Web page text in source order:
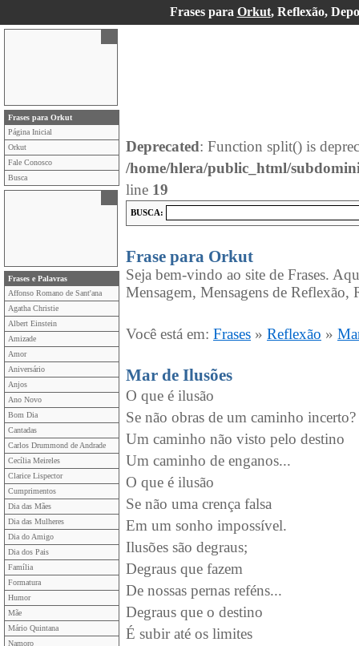
Frases para Orkut, Reflexão,
Frases para Orkut
Página Inicial
Orkut
Fale Conosco
Busca
Frases e Palavras
Affonso Romano de Sant'ana
Agatha Christie
Albert Einstein
Amizade
Amor
Aniversário
Anjos
Ano Novo
Bom Dia
Cantadas
Carlos Drummond de Andrade
Cecília Meireles
Clarice Lispector
Cumprimentos
Dia das Mães
Dia das Mulheres
Dia do Amigo
Dia dos Pais
Família
Formatura
Humor
Mãe
Mário Quintana
Namoro
Deprecated: Function split() is
/home/hlera/public_html/
line 19
BUSCA:
Frase para Orkut
Seja bem-vindo ao site de Frases.
Mensagem, Mensagens de Reflexão,
Você está em: Frases » Reflexão »
Mar de Ilusões
O que é ilusão
Se não obras de um caminho incerto?
Um caminho não visto pelo destino
Um caminho de enganos...
O que é ilusão
Se não uma crença falsa
Em um sonho impossível.
Ilusões são degraus;
Degraus que fazem
De nossas pernas reféns...
Degraus que o destino
É subir até os limites